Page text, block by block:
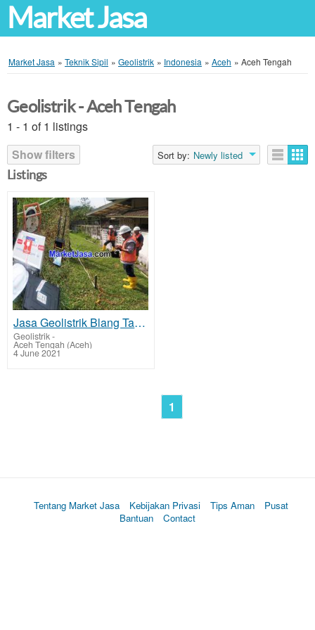
Market Jasa
Market Jasa » Teknik Sipil » Geolistrik » Indonesia » Aceh » Aceh Tengah
Geolistrik - Aceh Tengah
1 - 1 of 1 listings
Show filters
Sort by: Newly listed
Listings
Jasa Geolistrik Blang Takengon - Aceh Tengah Mencari Sumber Lapisan Air Bawah Tanah Tarif Biaya Per
Geolistrik-
Aceh Tengah (Aceh)
4 June 2021
1
Tentang Market Jasa Kebijakan Privasi Tips Aman
Pusat
Bantuan
Contact